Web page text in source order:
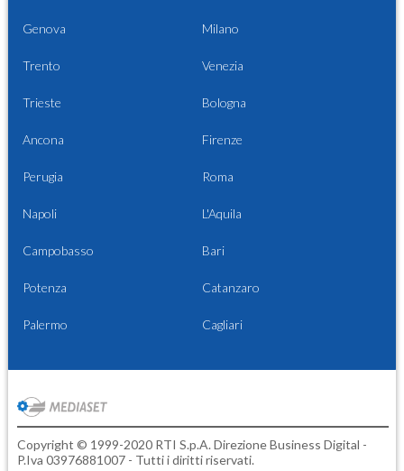
Genova Milano
Trento Venezia
Trieste Bologna
Ancona Firenze
Perugia Roma
Napoli L'Aquila
Campobasso Bari
Potenza Catanzaro
Palermo Cagliari
Copyright © 1999-2020 RTI S.p.A. Direzione Business Digital -
P.Iva 03976881007 - Tutti i diritti riservati.